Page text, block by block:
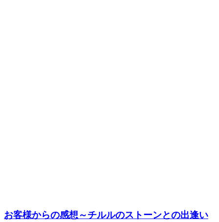
お客様からの感想～チルルのストーンとの出逢い